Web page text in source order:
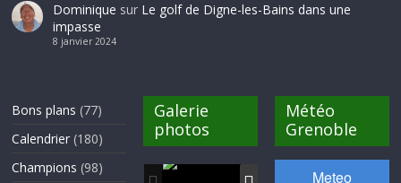
Dominique sur Le golf de Digne-les-Bains dans une
impasse
8 janvier 2024
Bons plans (77)
Calendrier (180)
Champions (98)
Galerie
photos
Météo
Grenoble